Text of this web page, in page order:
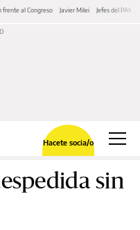
frente al Congreso Javier Milei Jefes del PAMI
Hacete socia/o
sin